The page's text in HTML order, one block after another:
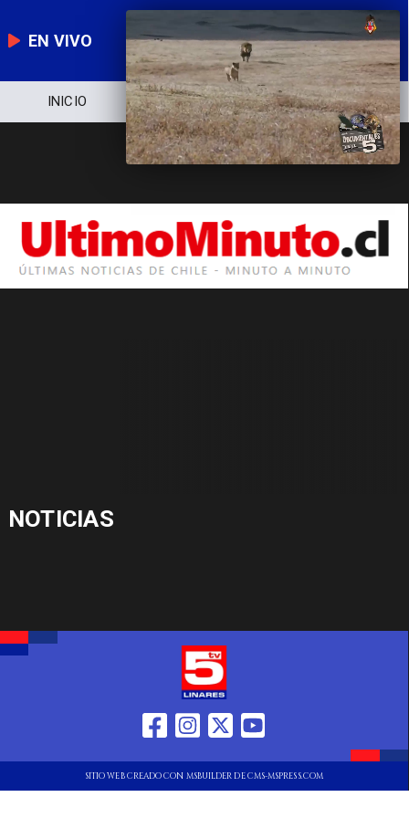
EN VIVO
INICIO NOTICIERO POLÍTICA
NOTICIAS
SITIO WEB CREADO CON MSBUILDER DE CMS-MSPRESS.COM